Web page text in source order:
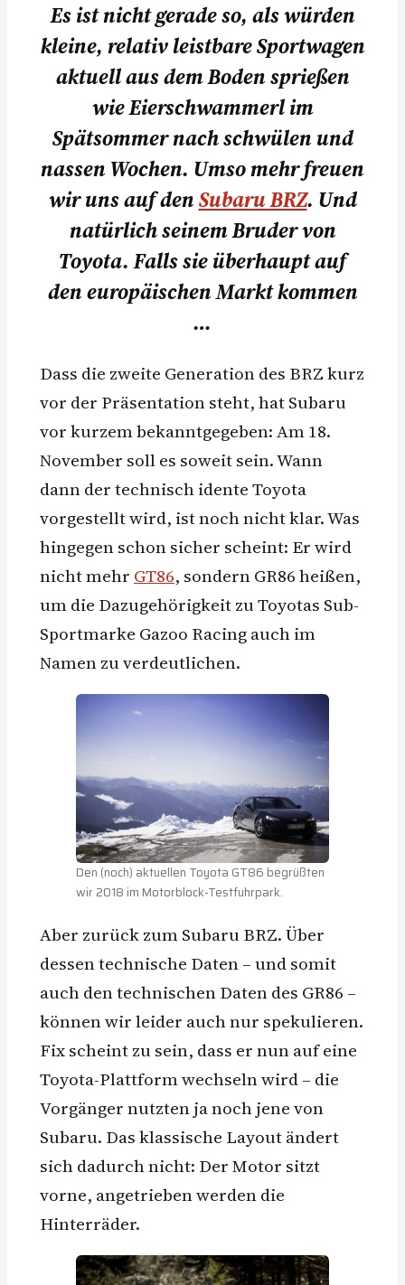
Es ist nicht gerade so, als würden
kleine, relativ leistbare Sportwagen
aktuell aus dem Boden sprießen
wie Eierschwammerl im
Spätsommer nach schwülen und
nassen Wochen. Umso mehr freuen
wir uns auf denSubaru BRZ. Und
natürlich seinem Bruder von
Toyota. Falls sie überhaupt auf
den europäischen Markt kommen
…
Dass die zweite Generation des BRZ kurz
vor der Präsentation steht, hat Subaru
vor kurzem bekanntgegeben: Am 18.
November soll es soweit sein. Wann
dann der technisch idente Toyota
vorgestellt wird, ist noch nicht klar. Was
hingegen schon sicher scheint: Er wird
nicht mehr GT86, sondern GR86 heißen,
um die Dazugehörigkeit zu Toyotas Sub-
Sportmarke Gazoo Racing auch im
Namen zu verdeutlichen.
Den (noch) aktuellen Toyota GT86 begrüßten
wir 2018 im Motorblock-Testfuhrpark.
Aber zurück zum Subaru BRZ. Über
dessen technische Daten – und somit
auch den technischen Daten des GR86 –
können wir leider auch nur spekulieren.
Fix scheint zu sein, dass er nun auf eine
Toyota-Plattform wechseln wird – die
Vorgänger nutzten ja noch jene von
Subaru. Das klassische Layout ändert
sich dadurch nicht: Der Motor sitzt
vorne, angetrieben werden die
Hinterräder.